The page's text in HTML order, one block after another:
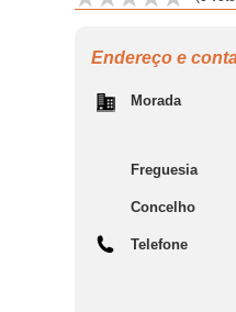
Endereço e
Morada
Freguesia
Concelho
Telefone